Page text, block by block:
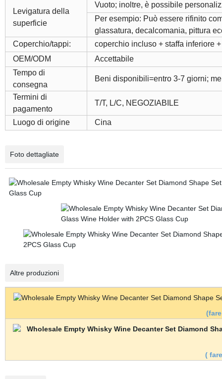
Levigatura della
superficie
Vuoto; inoltre, è possibile
Per esempio: Può essere rifinito
glassatura, decalcomania, pittura
Coperchio/tappi:
coperchio incluso + staffa inferiore
OEM/ODM
Accettabile
Tempo di
consegna
Beni disponibili=entro 3-7 giorni;
Termini di
pagamento
T/T, L/C, NEGOZIABILE
Luogo di origine Cina
Foto dettagliate
Altre produzioni
(